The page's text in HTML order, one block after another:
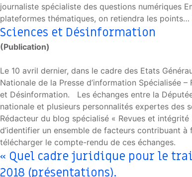
journaliste spécialiste des questions numériques
plateformes thématiques, on retiendra les points…
Sciences et Désinformation
(Publication)
Le 10 avril dernier, dans le cadre des Etats
Nationale de la Presse d’information Spécialisée
et Désinformation. Les échanges entre la
nationale et plusieurs personnalités expertes des
Rédacteur du blog spécialisé « Revues et
d’identifier un ensemble de facteurs contribuant
télécharger le compte-rendu de ces échanges.
« Quel cadre juridique pour le
2018 (présentations).